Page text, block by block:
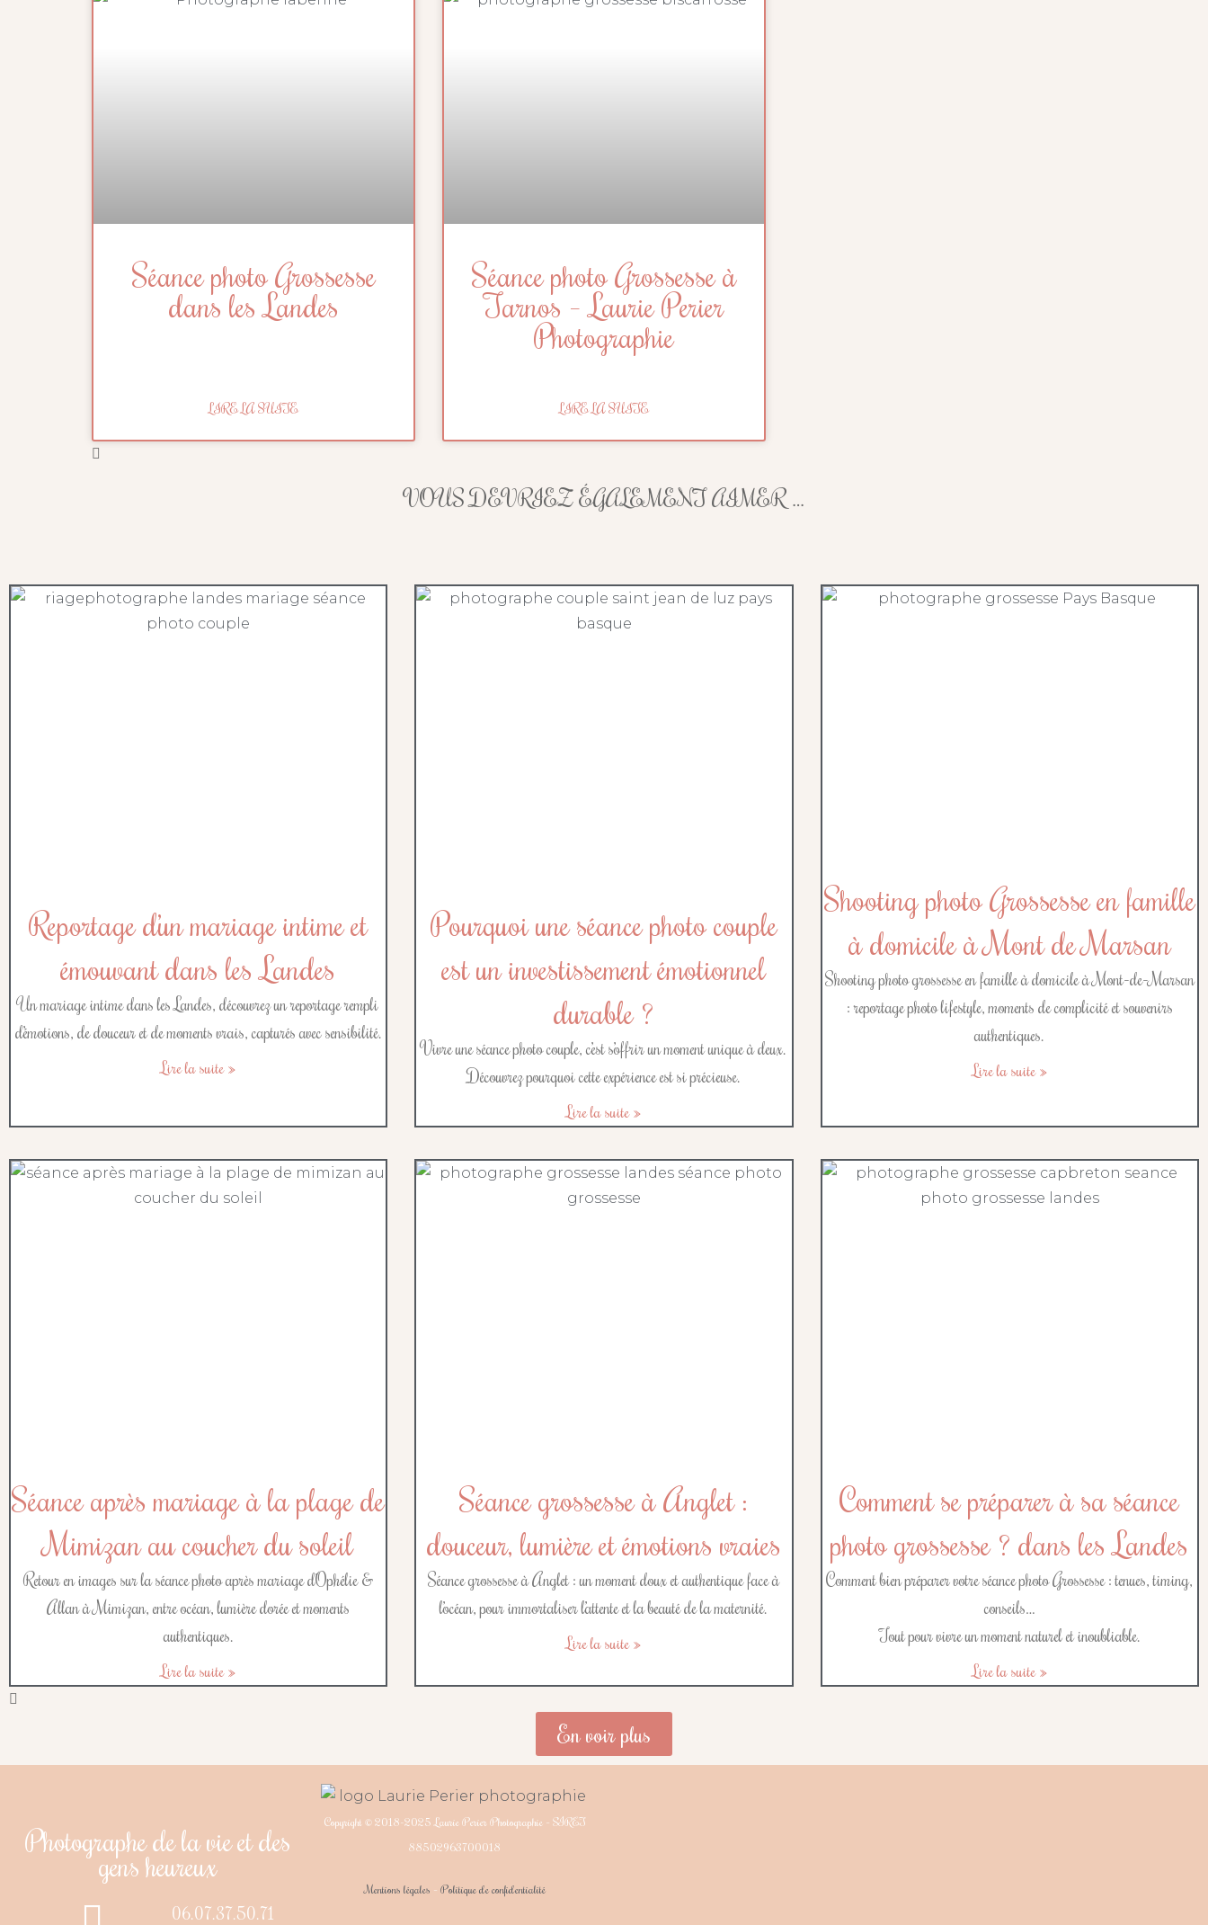
Séance photo Grossesse
dans les Landes
LIRE LA SUITE
Séance photo Grossesse à
Tarnos – Laurie Perier
Photographie
LIRE LA SUITE
VOUS DEVRIEZ ÉGALEMENT AIMER …
Reportage d’un mariage intime et
émouvant dans les Landes
Un mariage intime dans les Landes, découvrez un reportage rempli
d’émotions, de douceur et de moments vrais, capturés avec sensibilité.
Lire la suite »
Pourquoi une séance photo couple
est un investissement émotionnel
durable ?
Vivre une séance photo couple, c’est s’offrir un moment unique à deux.
Découvrez pourquoi cette expérience est si précieuse.
Lire la suite »
Shooting photo Grossesse en famille
à domicile à Mont de Marsan
Shooting photo grossesse en famille à domicile à Mont-de-Marsan
: reportage photo lifestyle, moments de complicité et souvenirs
authentiques.
Lire la suite »
Séance après mariage à la plage de
Mimizan au coucher du soleil
Retour en images sur la séance photo après mariage d’Ophélie &
Allan à Mimizan, entre océan, lumière dorée et moments
authentiques.
Lire la suite »
Séance grossesse à Anglet :
douceur, lumière et émotions vraies
Séance grossesse à Anglet : un moment doux et authentique face à
l’océan, pour immortaliser l’attente et la beauté de la maternité.
Lire la suite »
Comment se préparer à sa séance
photo grossesse ? dans les Landes
Comment bien préparer votre séance photo Grossesse : tenues, timing,
conseils…
Tout pour vivre un moment naturel et inoubliable.
Lire la suite »
En voir plus
Photographe de la vie et des
gens heureux
06.07.37.50.71
Copyright © 2018-2025 Laurie Perier Photographie – SIRET
88502963700018
Mentions légales – Politique de confidentialité